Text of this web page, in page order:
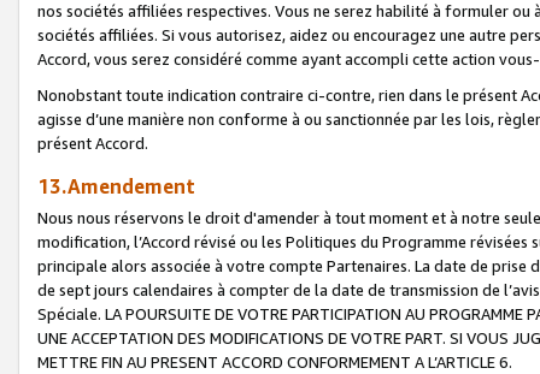
nos sociétés affiliées respectives. Vous ne serez habilité à formuler
sociétés affiliées. Si vous autorisez, aidez ou encouragez une autre
Accord, vous serez considéré comme ayant accompli cette action
Nonobstant toute indication contraire ci-contre, rien dans le présent
agisse d’une manière non conforme à ou sanctionnée par les lois,
présent Accord.
13.Amendement
Nous nous réservons le droit d'amender à tout moment et à notre
modification, l’Accord révisé ou les Politiques du Programme
principale alors associée à votre compte Partenaires. La date de
de sept jours calendaires à compter de la date de transmission de
Spéciale. LA POURSUITE DE VOTRE PARTICIPATION AU PROGRAMME
UNE ACCEPTATION DES MODIFICATIONS DE VOTRE PART. SI VOUS
METTRE FIN AU PRESENT ACCORD CONFORMEMENT A L’ARTICLE 6.